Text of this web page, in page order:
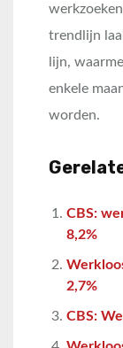
trendlijn
lijn,
enkele
worden.
CBS:
8,2%
2,7%
CBS: